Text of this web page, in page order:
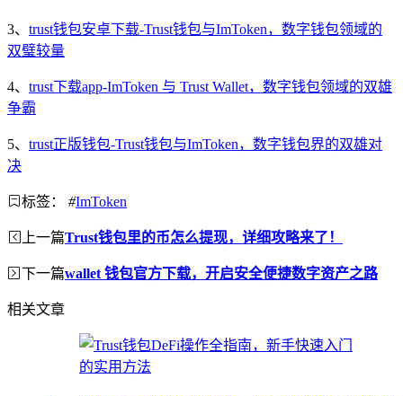
3、 trust钱包安卓下载-Trust钱包与ImToken，数字钱包领域的
双璧较量
4、 trust下载app-ImToken 与 Trust Wallet，数字钱包领域的双雄
争霸
5、 trust正版钱包-Trust钱包与ImToken，数字钱包界的双雄对
决
标签： #ImToken
上一篇Trust钱包里的币怎么提现，详细攻略来了！
下一篇wallet 钱包官方下载，开启安全便捷数字资产之路
相关文章